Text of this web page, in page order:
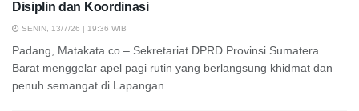
Disiplin dan Koordinasi
SENIN, 13/7/26 | 19:36 WIB
Padang, Matakata.co – Sekretariat DPRD Provinsi Sumatera
Barat menggelar apel pagi rutin yang berlangsung khidmat dan
penuh semangat di Lapangan...